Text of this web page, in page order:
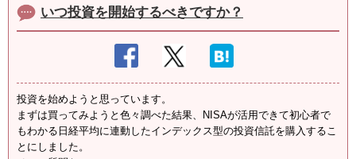
いつ投資を開始するべきですか？
投資を始めようと思っています。
まずは買ってみようと色々調べた結果、NISAが活用できて初心者で
もわかる日経平均に連動したインデックス型の投資信託を購入するこ
とにしました。